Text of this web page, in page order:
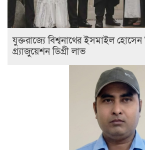
যুক্তরাজ্যে বিশ্বনাথের ইসমাইল হোসেন
গ্র্যাজুয়েশন ডিগ্রী লাভ